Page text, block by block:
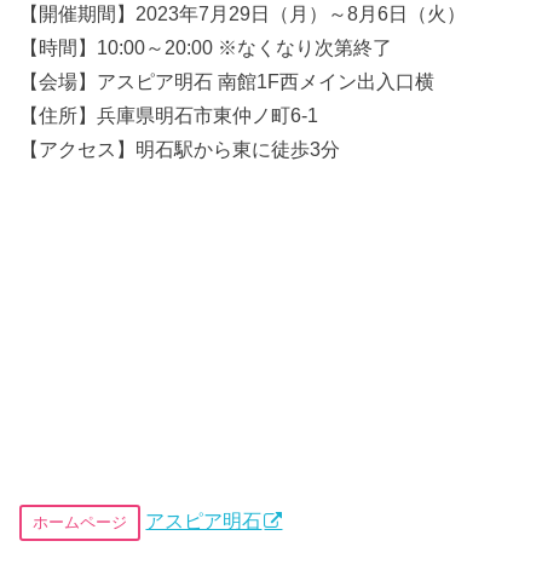
【開催期間】2023年7月29日（月）～8月6日（火）
【時間】10:00～20:00 ※なくなり次第終了
【会場】アスピア明石 南館1F西メイン出入口横
【住所】兵庫県明石市東仲ノ町6-1
【アクセス】明石駅から東に徒歩3分
ホームページ アスピア明石